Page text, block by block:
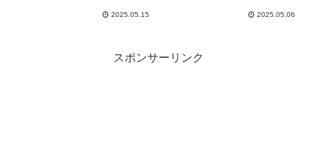
2025.05.15 2025.05.06
スポンサーリンク